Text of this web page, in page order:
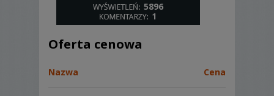
5896
1
Oferta cenowa
Nazwa Cena